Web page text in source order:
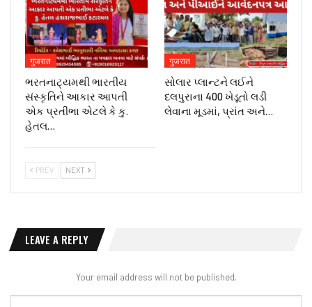
गुजरात
ભરતનાટ્યમથી ભારતીય
સંસ્કૃતિને આકાર આપતી
એક પ્રતીભા એટલે કે‌ કુ.
હેતલ…
गुजरात
સોલાર પ્લાન્ટને લઈને
દલપુરાના 400 ખેડૂતો લડી
લેવાના મૂડમાં, પ્રાંત અને…
PREV NEXT
LEAVE A REPLY
Your email address will not be published.